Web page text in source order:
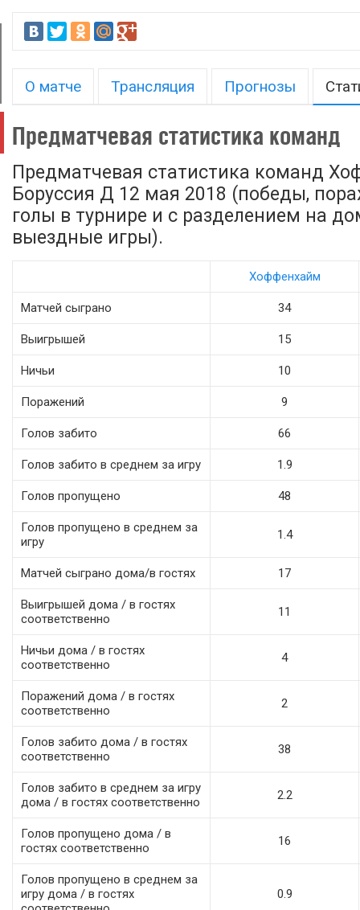
О матче Трансляция Прогнозы
Предматчевая статистика команд
Предматчевая статистика команд
Боруссия Д 12 мая 2018 (победы,
голы в турнире и с разделением на
выездные игры).
Хоффенхайм
Матчей сыграно 34
Выигрышей 15
Ничьи 10
Поражений 9
Голов забито 66
Голов забито в среднем за игру 1.9
Голов пропущено 48
Голов пропущено в среднем за
игру
1.4
Матчей сыграно дома/в гостях 17
Выигрышей дома / в гостях
соответственно
11
Ничьи дома / в гостях
соответственно
4
Поражений дома / в гостях
соответственно
2
Голов забито дома / в гостях
соответственно
38
Голов забито в среднем за игру
дома / в гостях соответственно
2.2
Голов пропущено дома / в
гостях соответственно
16
Голов пропущено в среднем за
игру дома / в гостях
0.9